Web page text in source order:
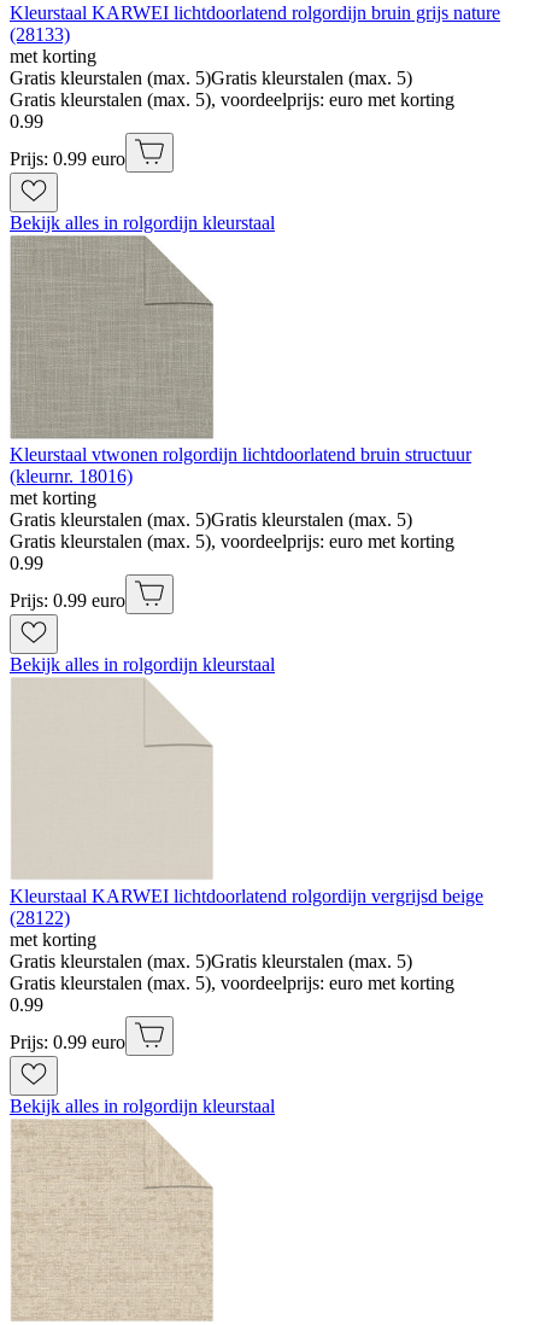
Kleurstaal KARWEI lichtdoorlatend rolgordijn bruin grijs nature
(28133)
met korting
Gratis kleurstalen (max. 5)Gratis kleurstalen (max. 5)
Gratis kleurstalen (max. 5), voordeelprijs: euro met korting
0.99
Prijs: 0.99 euro
Bekijk alles in rolgordijn kleurstaal
Kleurstaal vtwonen rolgordijn lichtdoorlatend bruin structuur
(kleurnr. 18016)
met korting
Gratis kleurstalen (max. 5)Gratis kleurstalen (max. 5)
Gratis kleurstalen (max. 5), voordeelprijs: euro met korting
0.99
Prijs: 0.99 euro
Bekijk alles in rolgordijn kleurstaal
Kleurstaal KARWEI lichtdoorlatend rolgordijn vergrijsd beige
(28122)
met korting
Gratis kleurstalen (max. 5)Gratis kleurstalen (max. 5)
Gratis kleurstalen (max. 5), voordeelprijs: euro met korting
0.99
Prijs: 0.99 euro
Bekijk alles in rolgordijn kleurstaal